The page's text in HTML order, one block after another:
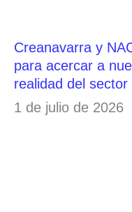
Creanavarra y
para acercar a
realidad del sector
1 de julio de 2026